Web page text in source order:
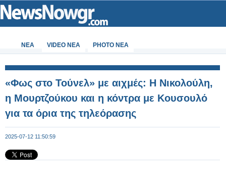
ΝΕΑ VIDEO NEA PHOTO NEA
«Φως στο Τούνελ» με αιχμές: Η Νικολούλη,
η Μουρτζούκου και η κόντρα με Κουσουλό
για τα όρια της τηλεόρασης
2025-07-12 11:50:59